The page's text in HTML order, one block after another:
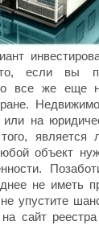
если вы
все же еще
на
объект
не иметь
упустите
на сайт